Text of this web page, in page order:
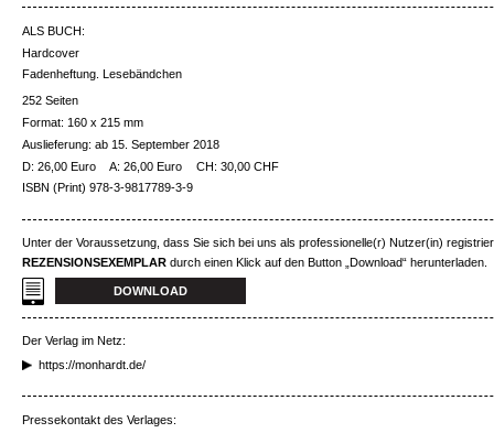
ALS BUCH:
Hardcover
Fadenheftung. Lesebändchen
252 Seiten
Format: 160 x 215 mm
Auslieferung: ab 15. September 2018
D: 26,00 Euro
A: 26,00 Euro
CH: 30,00 CHF
ISBN (Print) 978-3-9817789-3-9
Unter der Voraussetzung, dass Sie sich bei uns als professionelle(r) Nutzer(in)
REZENSIONSEXEMPLAR durch einen Klick auf den Button „Download“ herunterladen.
DOWNLOAD
Der Verlag im Netz:
https://monhardt.de/
Pressekontakt des Verlages: